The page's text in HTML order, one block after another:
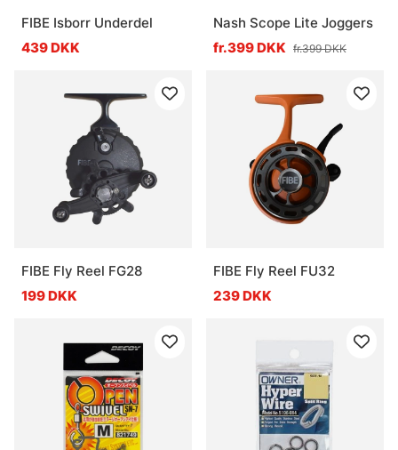
FIBE Isborr Underdel
439 DKK
Nash Scope Lite Joggers
fr.399 DKK fr.399 DKK
FIBE Fly Reel FG28
199 DKK
FIBE Fly Reel FU32
239 DKK